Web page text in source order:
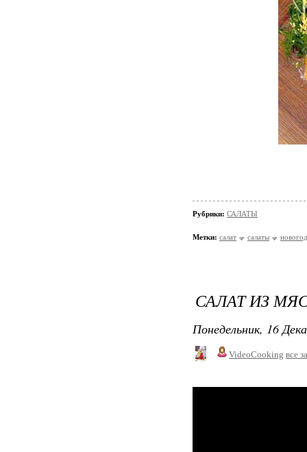
Рубрики: САЛАТЫ
Метки: салат салаты
САЛАТ ИЗ
Понедельник, 16
VideoCooking все